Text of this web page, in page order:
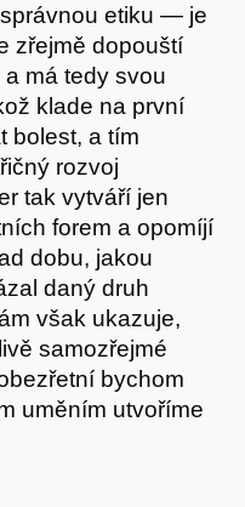
etiku — je
zřejmě dopouští
má tedy svou
klade na první
bolest, a tím
rozvoj
tak vytváří jen
forem a opomíjí
dobu, jakou
daný druh
však ukazuje,
samozřejmé
bychom
uměním utvoříme